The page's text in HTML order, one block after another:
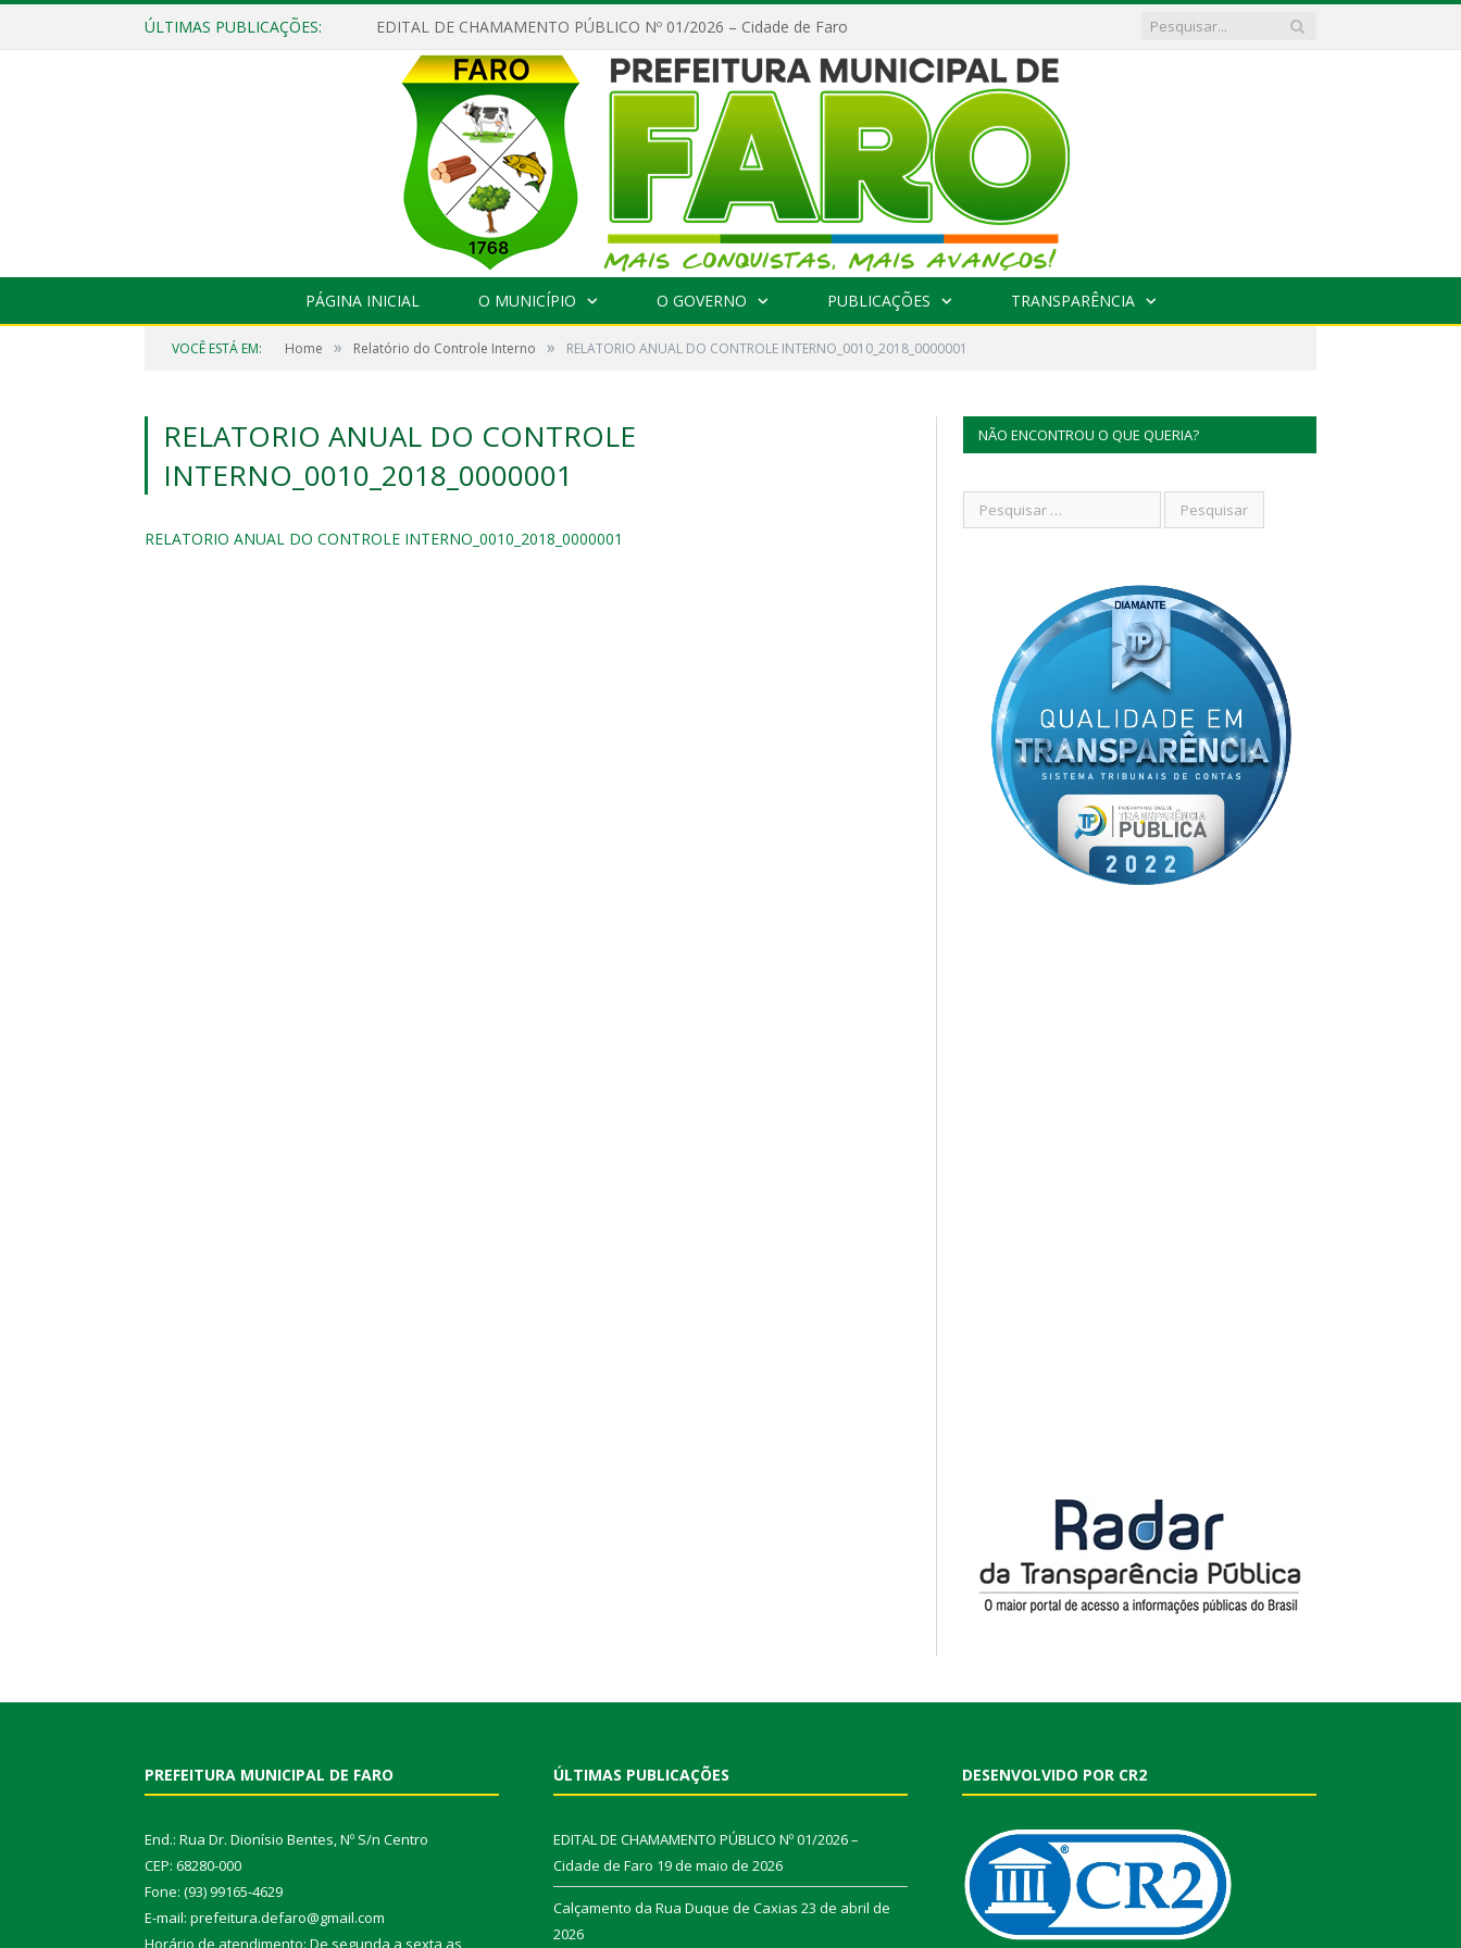
ÚLTIMAS PUBLICAÇÕES: EDITAL DE CHAMAMENTO PÚBLICO Nº 01/2026 – Cidade de Faro
PÁGINA INICIAL O MUNICÍPIO O GOVERNO PUBLICAÇÕES TRANSPARÊNCIA
VOCÊ ESTÁ EM: Home » Relatório do Controle Interno » RELATORIO ANUAL DO CONTROLE INTERNO_0010_2018_0000001
RELATORIO ANUAL DO CONTROLE
INTERNO_0010_2018_0000001
RELATORIO ANUAL DO CONTROLE INTERNO_0010_2018_0000001
NÃO ENCONTROU O QUE QUERIA?
PREFEITURA MUNICIPAL DE FARO
End.: Rua Dr. Dionísio Bentes, Nº S/n Centro
CEP: 68280-000
Fone: (93) 99165-4629
E-mail: prefeitura.defaro@gmail.com
Horário de atendimento: De segunda a sexta as
ÚLTIMAS PUBLICAÇÕES
EDITAL DE CHAMAMENTO PÚBLICO Nº 01/2026 –
Cidade de Faro 19 de maio de 2026
Calçamento da Rua Duque de Caxias 23 de abril de
2026
DESENVOLVIDO POR CR2